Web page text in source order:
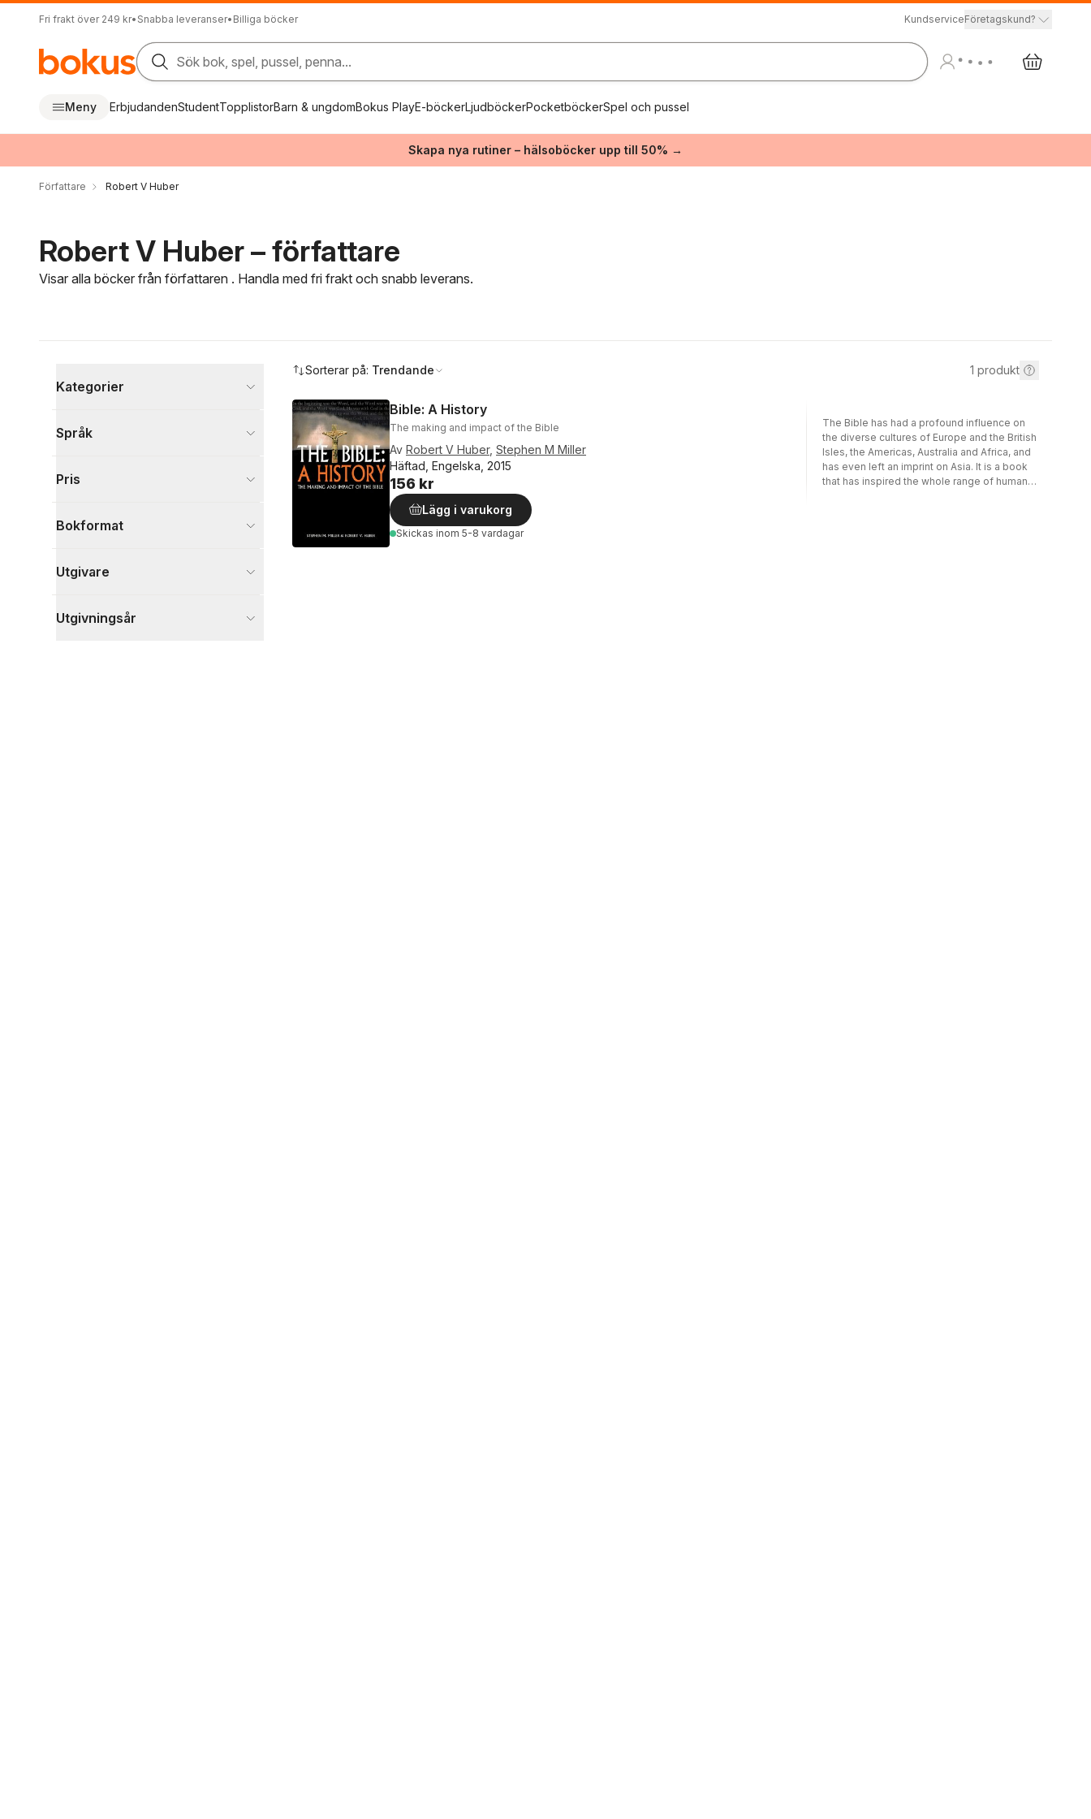
Fri frakt över 249 kr• Snabba leveranser• Billiga böcker KundserviceFöretagskund?
Sök bok, spel, pussel, penna...
Meny ErbjudandenStudentTopplistorBarn & ungdomBokus PlayE-böckerLjudböckerPocketböckerSpel och pussel
Skapa nya rutiner – hälsoböcker upp till 50% →
Författare Robert V Huber
Robert V Huber – författare
Visar alla böcker från författaren . Handla med fri frakt och snabb leverans.
Kategorier
Visa fler
Språk
Pris
Bokformat
Utgivare
Utgivningsår
Sorterar på: Trendande 1 produkt
Bible: A History
The making and impact of the Bible
Av Robert V Huber, Stephen M Miller
Häftad, Engelska, 2015
156 kr
Lägg i varukorg
Skickas inom 5-8 vardagar
The Bible has had a profound influence on
the diverse cultures of Europe and the British
Isles, the Americas, Australia and Africa, and
has even left an imprint on Asia. It is a book
that has inspired the whole range of human